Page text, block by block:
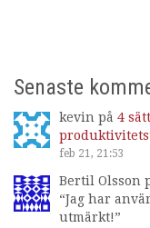
Senaste
kevin på 4
feb 21, 21:53
Bertil Olsson
“Jag har
utmärkt!”